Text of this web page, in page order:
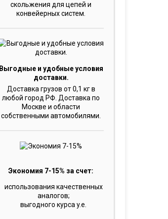
скольжения для цепей и
конвейерных систем.
Выгодные и удобные условия
доставки.
Доставка грузов от 0,1 кг в
любой город РФ. Доставка по
Москве и области
собственными автомобилями.
Экономия 7-15% за счет:
использования качественных
аналогов;
выгодного курса y.e.